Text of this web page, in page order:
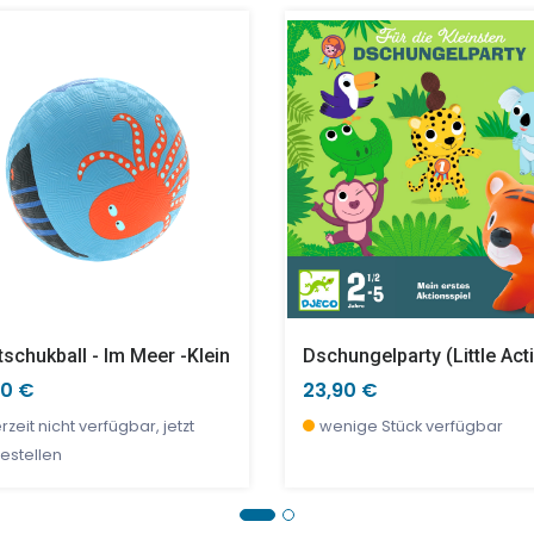
€
Stück verfügbar
Elefant Ella Groß
14,90 €
sofort verfügbar
€
verfügbar
5,20 €
wenige Stück verfügbar
- Im Meer -klein
€
nicht verfügbar, jetzt
Dschungelparty (little
23,90 €
wenige Stück verfügbar